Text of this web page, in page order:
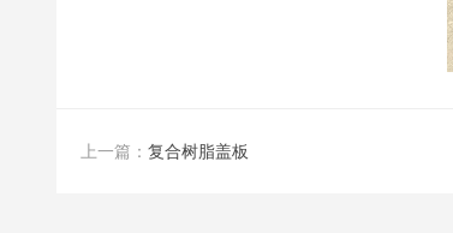
上一篇： 复合树脂盖板